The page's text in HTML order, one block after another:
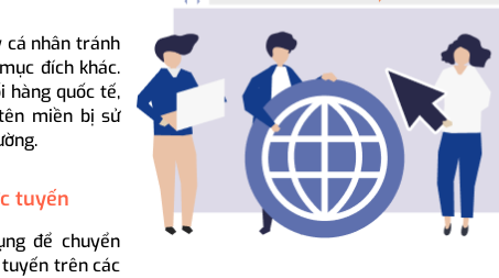
cá nhân tránh
đích khác.
hàng quốc tế,
miền bị sử
tuyến
để chuyển
trên các